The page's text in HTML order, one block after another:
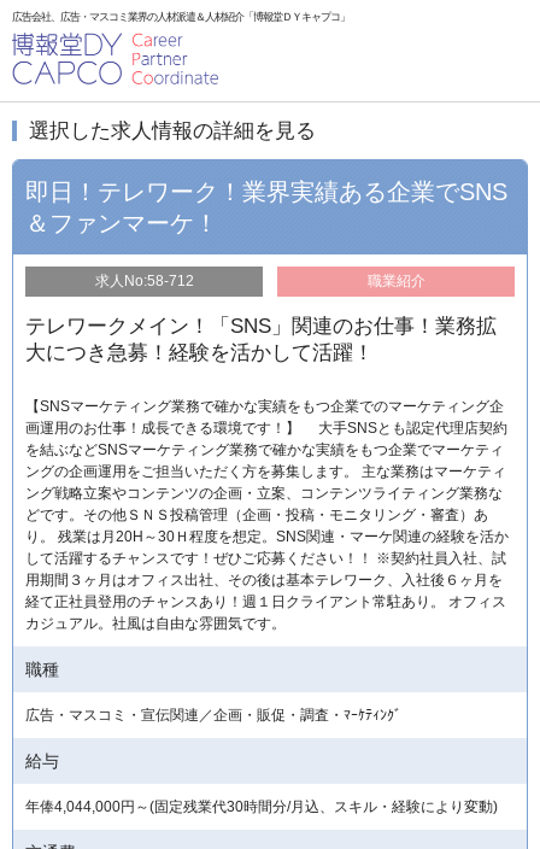
広告会社、広告・マスコミ業界の人材派遣＆人材紹介「博報堂ＤＹキャプコ」
選択した求人情報の詳細を見る
即日！テレワーク！業界実績ある企業でSNS
＆ファンマーケ！
求人No:58-712 職業紹介
テレワークメイン！「SNS」関連のお仕事！業務拡
大につき急募！経験を活かして活躍！
【SNSマーケティング業務で確かな実績をもつ企業でのマーケティング企
画運用のお仕事！成長できる環境です！】 大手SNSとも認定代理店契約
を結ぶなどSNSマーケティング業務で確かな実績をもつ企業でマーケティ
ングの企画運用をご担当いただく方を募集します。 主な業務はマーケティ
ング戦略立案やコンテンツの企画・立案、コンテンツライティング業務な
どです。その他ＳＮＳ投稿管理（企画・投稿・モニタリング・審査）あ
り。 残業は月20H～30Ｈ程度を想定。SNS関連・マーケ関連の経験を活か
して活躍するチャンスです！ぜひご応募ください！！ ※契約社員入社、試
用期間３ヶ月はオフィス出社、その後は基本テレワーク、入社後６ヶ月を
経て正社員登用のチャンスあり！週１日クライアント常駐あり。 オフィス
カジュアル。社風は自由な雰囲気です。
職種
広告・マスコミ・宣伝関連／企画・販促・調査・ﾏｰｹﾃｨﾝｸﾞ
給与
年俸4,044,000円～(固定残業代30時間分/月込、スキル・経験により変動)